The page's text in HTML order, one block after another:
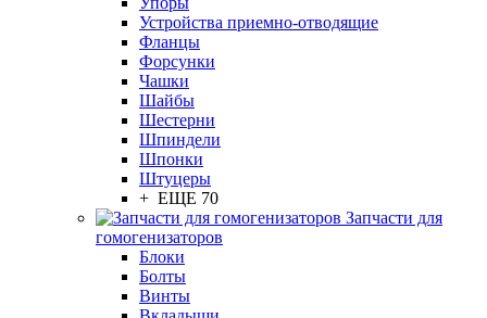
Устройства приемно-отводящие
Фланцы
Форсунки
Чашки
Шайбы
Шестерни
Шпиндели
Шпонки
Штуцеры
+ ЕЩЕ 70
Запчасти для
гомогенизаторов
Блоки
Болты
Винты